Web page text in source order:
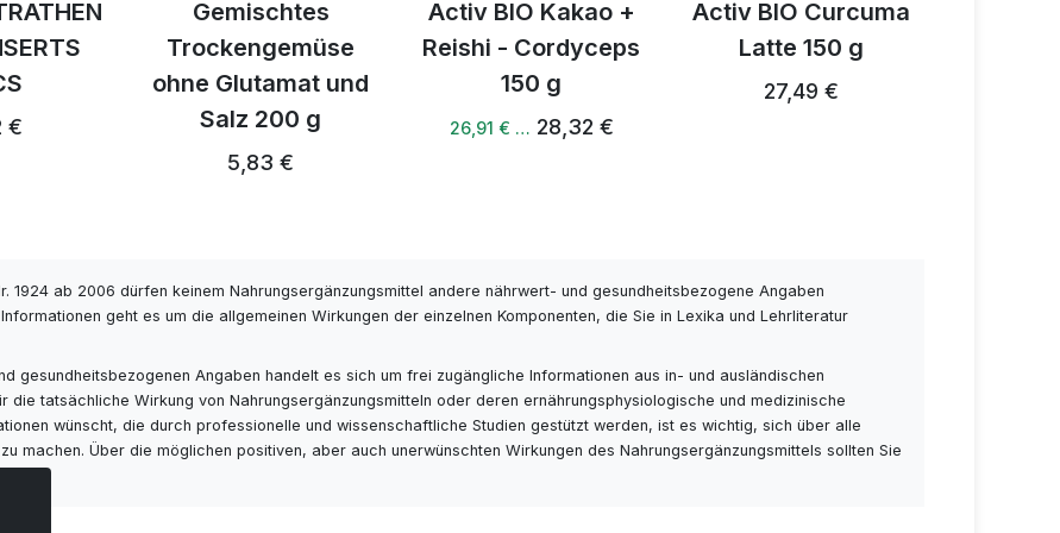
und
g
Activ BIO Kakao +
Reishi - Cordyceps
150 g
26,91 € …28,32 €
Activ BIO Curcuma
Latte 150 g
27,49 €
Activ 3 Mix
Pilzgewürz 150 g
28,24 € …28,82 €
1924 ab 2006 dürfen keinem Nahrungsergänzungsmittel andere nährwert- und gesundheitsbezogene Angaben
geht es um die allgemeinen Wirkungen der einzelnen Komponenten, die Sie in Lexika und Lehrliteratur
gesundheitsbezogenen Angaben handelt es sich um frei zugängliche Informationen aus in- und ausländischen
die tatsächliche Wirkung von Nahrungsergänzungsmitteln oder deren ernährungsphysiologische und medizinische
wünscht, die durch professionelle und wissenschaftliche Studien gestützt werden, ist es wichtig, sich über alle
machen. Über die möglichen positiven, aber auch unerwünschten Wirkungen des Nahrungsergänzungsmittels sollten Sie